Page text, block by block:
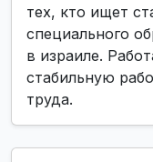
тех, кто ищет
специального
в израиле.
стабильную
труда.